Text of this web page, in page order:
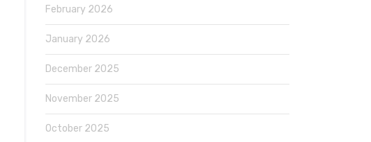
February 2026
January 2026
December 2025
November 2025
October 2025